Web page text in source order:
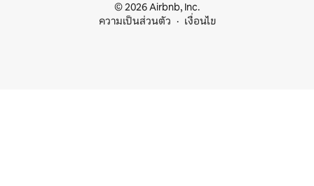
© 2026 Airbnb, Inc.
ความเป็นส่วนตัว
เงื่อนไข